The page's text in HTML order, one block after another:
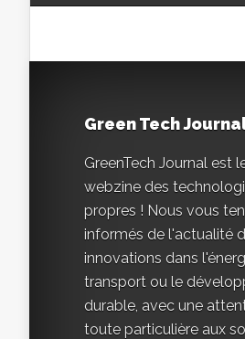
Green Tech
GreenTech Journal est
webzine des
propres ! Nous vous
informés de l'actualité
innovations dans
transport ou le
durable, avec une
toute particulière aux